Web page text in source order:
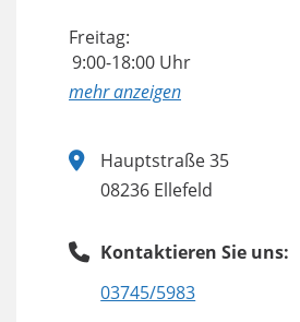
Freitag:
9:00-18:00 Uhr
anzeigen
Hauptstraße 35
08236 Ellefeld
Kontaktieren Sie uns:
03745/5983